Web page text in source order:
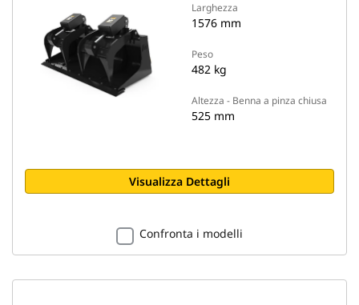
Larghezza
1576 mm
Peso
482 kg
Altezza - Benna a pinza chiusa
525 mm
Visualizza Dettagli
Confronta i modelli